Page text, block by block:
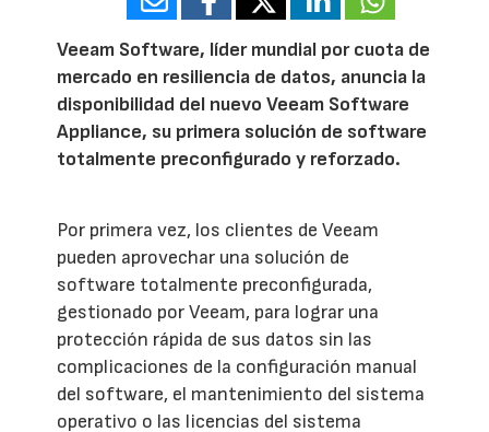
Veeam Software, líder mundial por cuota de
mercado en resiliencia de datos, anuncia la
disponibilidad del nuevo Veeam Software
Appliance, su primera solución de software
totalmente preconfigurado y reforzado.
Por primera vez, los clientes de Veeam
pueden aprovechar una solución de
software totalmente preconfigurada,
gestionado por Veeam, para lograr una
protección rápida de sus datos sin las
complicaciones de la configuración manual
del software, el mantenimiento del sistema
operativo o las licencias del sistema